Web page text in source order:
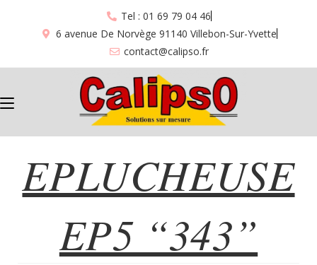
Tel : 01 69 79 04 46
6 avenue De Norvège 91140 Villebon-Sur-Yvette
contact@calipso.fr
EPLUCHEUSE EP5 “343”
EPLUCHEUSE
EP5 “343”